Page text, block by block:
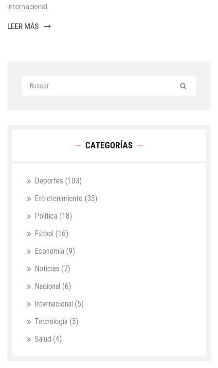
internacional.
LEER MÁS
CATEGORÍAS
Deportes (103)
Entretenimiento (33)
Política (18)
Fútbol (16)
Economía (9)
Noticias (7)
Nacional (6)
Internacional (5)
Tecnología (5)
Salud (4)